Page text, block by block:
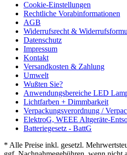
Cookie-Einstellungen
Rechtliche Vorabinformationen
AGB
Widerrufsrecht &
Datenschutz
Impressum
Kontakt
Versandkosten & Zahlung
Umwelt
Wußten Sie?
Anwendungsbereiche LED
Lichtfarben + Dimmbarkeit
Verpackungsverordnung /
ElektroG, WEEE Altgeräte-
Batteriegesetz - BattG
* Alle Preise inkl. gesetzl.